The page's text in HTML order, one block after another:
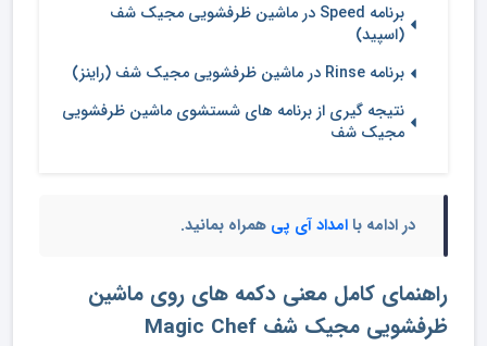
برنامه Speed در ماشین ظرفشویی مجیک شف
(اسپید)
برنامه Rinse در ماشین ظرفشویی مجیک شف (راینز)
نتیجه گیری از برنامه های شستشوی ماشین ظرفشویی
مجیک شف
در ادامه با امداد آی پی همراه بمانید.
راهنمای کامل معنی دکمه های روی ماشین
ظرفشویی مجیک شف Magic Chef